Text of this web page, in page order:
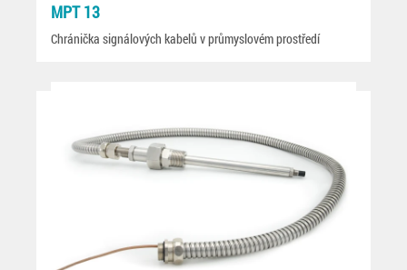
MPT 13
Chránička signálových kabelů v průmyslovém prostředí